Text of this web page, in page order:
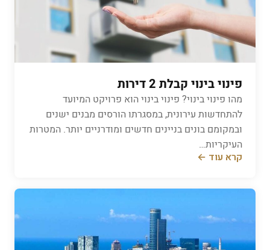
פינוי בינוי קבלת 2 דירות
מהו פינוי בינוי? פינוי בינוי הוא פרויקט המיועד
להתחדשות עירונית, במסגרתו הורסים מבנים ישנים
ובמקומם בונים בניינים חדשים ומודרניים יותר. המטרות
העיקריות…
קרא עוד ←